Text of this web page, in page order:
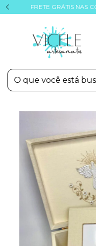
FRETE GRÁTIS NAS